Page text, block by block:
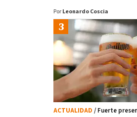
Por Leonardo Coscia
ACTUALIDAD / Fuerte